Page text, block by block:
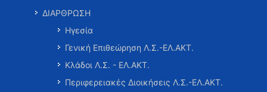
ΔΙΑΡΘΡΩΣΗ
Ηγεσία
Γενική Επιθεώρηση Λ.Σ.-ΕΛ.ΑΚΤ.
Κλάδοι Λ.Σ. - ΕΛ.ΑΚΤ.
Περιφερειακές Διοικήσεις Λ.Σ.-ΕΛ.ΑΚΤ.